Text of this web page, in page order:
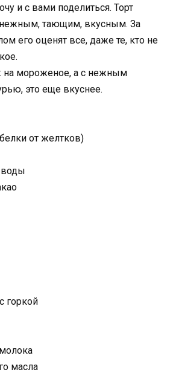
и с вами поделиться. Торт
нежным, тающим, вкусным. За
его оценят все, даже те, кто не
на мороженое, а с нежным
это еще вкуснее.
от желтков)
воды
горкой
масла